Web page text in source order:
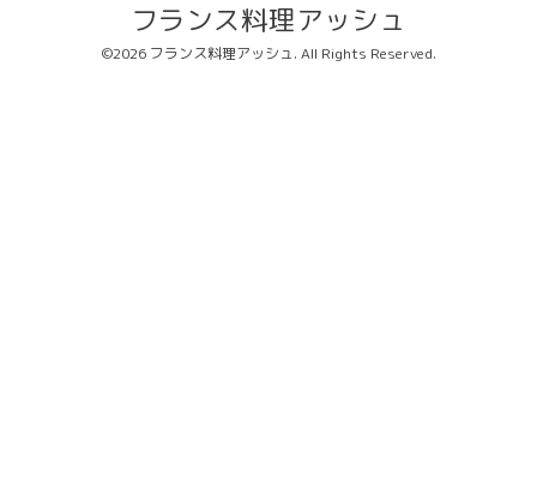
フランス料理アッシュ
©2026 フランス料理アッシュ. All Rights Reserved.